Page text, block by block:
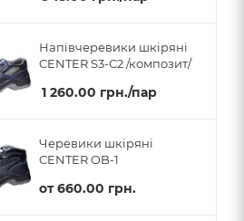
Напівчеревики шкіряні
CENTER S3-С2 /композит/
1 260.00 грн./пар
Черевики шкіряні
CENTER OB-1
от660.00 грн.